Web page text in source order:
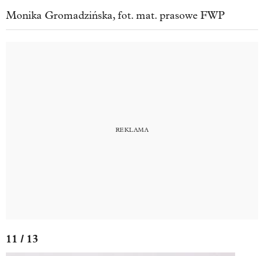
Monika Gromadzińska, fot. mat. prasowe FWP
11 / 13